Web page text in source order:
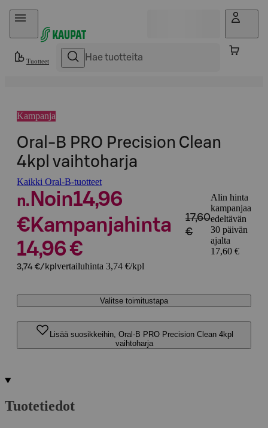
Hyppää sisältöön
Tuotteet
Kampanja
Oral-B PRO Precision Clean
4kpl vaihtoharja
Kaikki Oral-B-tuotteet
n. Noin14,96
€Kampanjahinta
14,96 €
17,60
€
Alin hinta
kampanjaa
edeltävän
30 päivän
ajalta
17,60 €
3,74 €/kpl vertailuhinta 3,74 €/kpl
Valitse toimitustapa
Lisää suosikkeihin, Oral-B PRO Precision Clean 4kpl
vaihtoharja
Tuotetiedot